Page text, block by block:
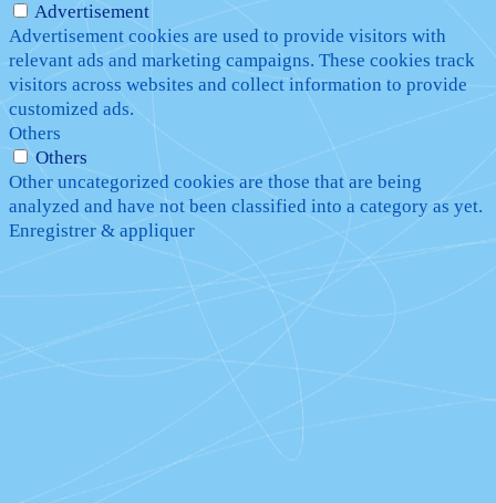
Advertisement
Advertisement cookies are used to provide visitors with
relevant ads and marketing campaigns. These cookies track
visitors across websites and collect information to provide
customized ads.
Others
Others
Other uncategorized cookies are those that are being
analyzed and have not been classified into a category as yet.
Enregistrer & appliquer